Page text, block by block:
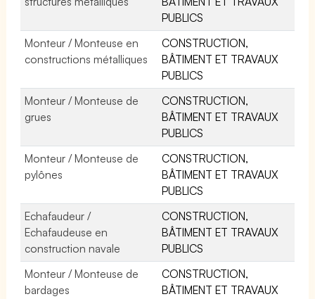
PUBLICS
Monteur / Monteuse en
constructions métalliques
CONSTRUCTION,
BÂTIMENT ET TRAVAUX
PUBLICS
Monteur / Monteuse de
grues
CONSTRUCTION,
BÂTIMENT ET TRAVAUX
PUBLICS
Monteur / Monteuse de
pylônes
CONSTRUCTION,
BÂTIMENT ET TRAVAUX
PUBLICS
Echafaudeur /
Echafaudeuse en
construction navale
CONSTRUCTION,
BÂTIMENT ET TRAVAUX
PUBLICS
Monteur / Monteuse de
bardages
CONSTRUCTION,
BÂTIMENT ET TRAVAUX